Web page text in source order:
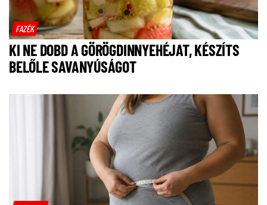
FAZÉK
KI NE DOBD A GÖRÖGDINNYEHÉJAT, KÉSZÍTS
BELŐLE SAVANYÚSÁGOT